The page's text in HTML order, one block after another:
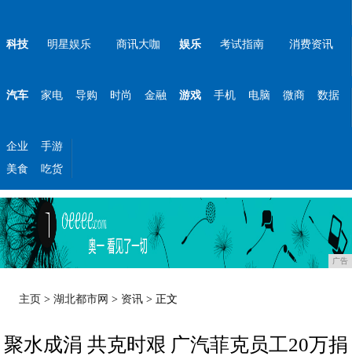
科技 明星娱乐 商讯大咖 娱乐 考试指南 消费资讯
汽车 家电 导购 时尚 金融 游戏 手机 电脑 微商 数据
企业
手游
美食
吃货
广告
主页 >湖北都市网 > 资讯 > 正文
聚水成涓 共克时艰 广汽菲克员工20万捐